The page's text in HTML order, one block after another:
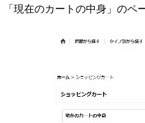
「現在のカートの中身」の